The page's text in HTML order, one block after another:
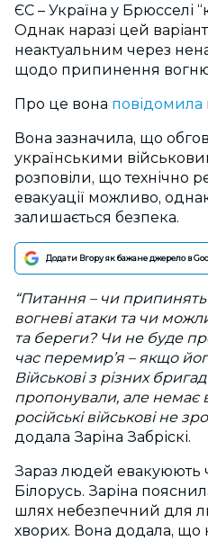
ЄС – Україна у Брюсселі
Однак наразі цей
неактуальним через
щодо припинення
Про це вона повідомила
Вона зазначила, що
українськими
розповіли, що технічно
евакуації можливо,
залишається безпека.
Додати Вгору як бажане джерело в
“Питання –чи припинять
вогневі атаки та чи
та береги? Чи не буде
час перемир’я –якщо
Військові з різних
пропонували, але немає
російські військові не
додала Заріна Забріскі.
Зараз людей евакуюють
Білорусь. Заріна
шлях небезпечний для
хворих. Вона додала, що